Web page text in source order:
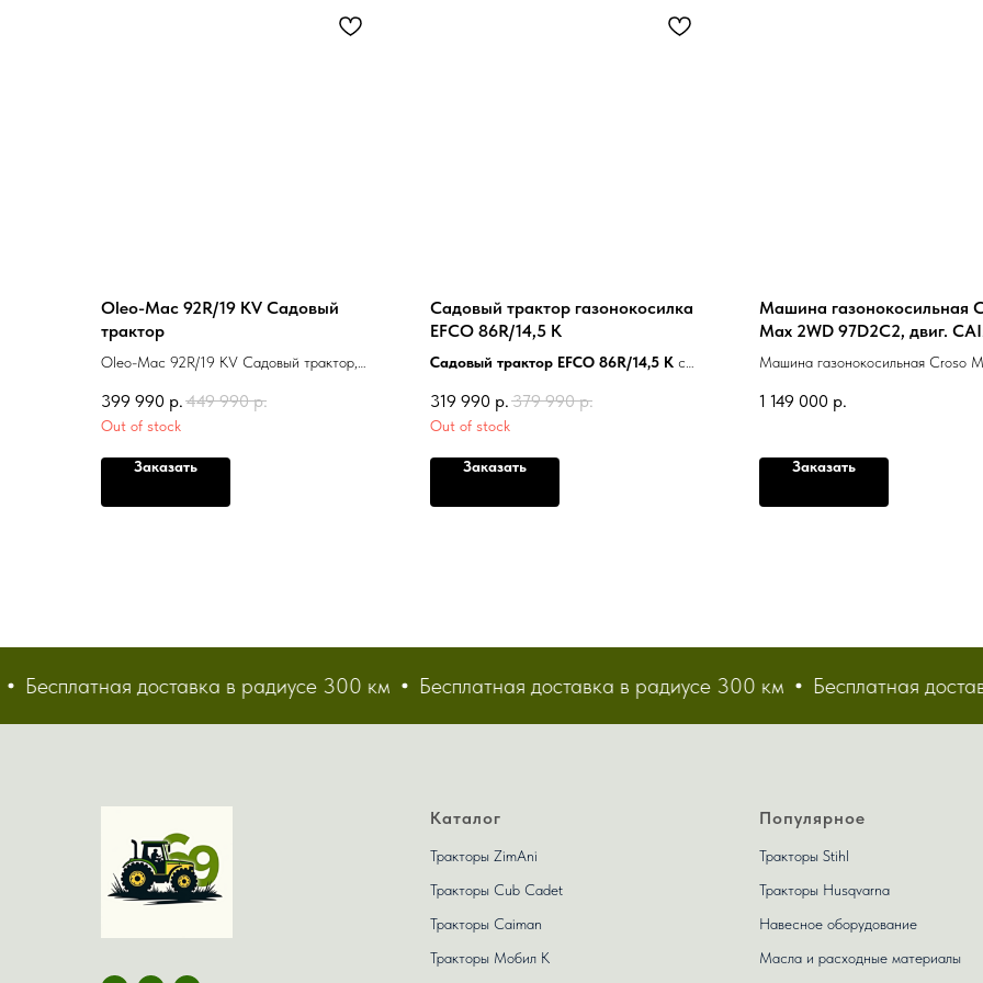
Oleo-Mac 92R/19 KV Садовый
трактор
Oleo-Mac 92R/19 KV Садовый трактор,
92см, объем травосборника 300 литров,
гидростатическая трансмиссия.
399 990 р. 449 990 р.
Out of stock
Заказать
Садовый трактор газонокосилка
EFCO 86R/14,5 K
Cадовый трактор EFCO 86R/14,5 K с
выбросом. Минитрактор с
гидростатической трансмиссией. Ширина
деки 86 см, установлено два ножа. В
движение трактор приводит надежный
двигатель Emak мощностью 14.5 л/с
319 990 р. 379 990 р.
Out of stock
Заказать
Машина газонокосильная
Max 2WD 97D2C2, двиг.
2CYL. 708CC (22 л.с., бензин)
Машина газонокосильная Croso
л.с., бензин)
1 149 000 р.
Заказать
доставка в радиусе 300 км Бесплатная доставка в радиусе 300 км Бесплатная
Каталог
Тракторы ZimAni
Тракторы Сub Сadet
Тракторы Caiman
Тракторы Мобил К
Популярное
Тракторы Stihl
Тракторы Husqvarna
Навесное оборудование
Масла и расходные материалы